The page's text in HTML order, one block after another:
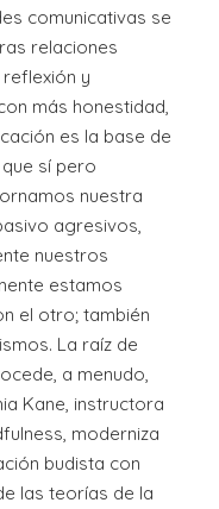
comunicativas se
relaciones
y
más honestidad,
es la base de
sí pero
nuestra
agresivos,
nuestros
estamos
el otro; también
La raíz de
a menudo,
Kane, instructora
moderniza
budista con
las teorías de la